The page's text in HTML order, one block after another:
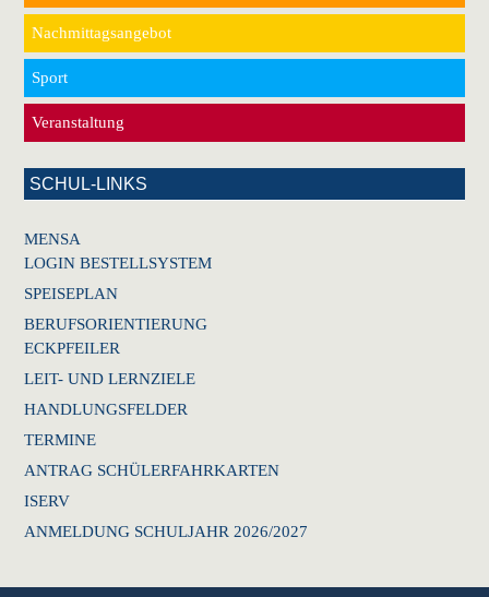
Nachmittagsangebot
Sport
Veranstaltung
SCHUL-LINKS
MENSA
LOGIN BESTELLSYSTEM
SPEISEPLAN
BERUFSORIENTIERUNG
ECKPFEILER
LEIT- UND LERNZIELE
HANDLUNGSFELDER
TERMINE
ANTRAG SCHÜLERFAHRKARTEN
ISERV
ANMELDUNG SCHULJAHR 2026/2027